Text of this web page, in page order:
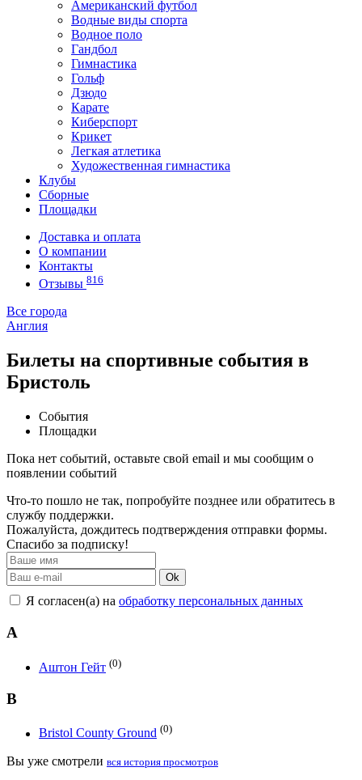
Американский футбол
Водные виды спорта
Водное поло
Гандбол
Гимнастика
Гольф
Дзюдо
Карате
Киберспорт
Крикет
Легкая атлетика
Художественная гимнастика
Клубы
Сборные
Площадки
Доставка и оплата
О компании
Контакты
Отзывы 816
Все города
Англия
Билеты на спортивные события в
Бристоль
События
Площадки
Пока нет событий, оставьте свой email и мы сообщим о
появлении событий
Что-то пошло не так, попробуйте позднее или обратитесь в
службу поддержки.
Пожалуйста, дождитесь подтверждения отправки формы.
Спасибо за подписку!
Ok
Я согласен(а) на обработку персональных данных
А
Аштон Гейт (0)
B
Bristol County Ground (0)
Вы уже смотрели вся история просмотров